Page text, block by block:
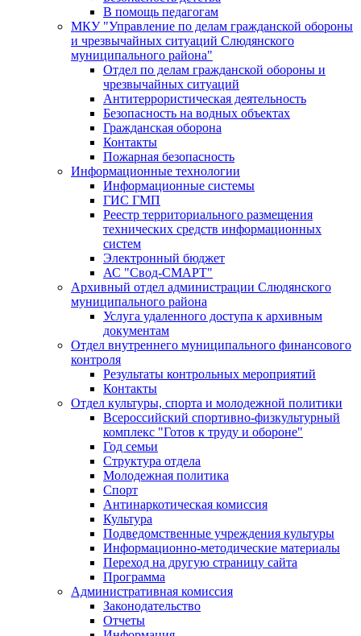
В помощь педагогам
МКУ "Управление по делам гражданской обороны
и чрезвычайных ситуаций Слюдянского
муниципального района"
Отдел по делам гражданской обороны и
чрезвычайных ситуаций
Антитеррористическая деятельность
Безопасность на водных объектах
Гражданская оборона
Контакты
Пожарная безопасность
Информационные технологии
Информационные системы
ГИС ГМП
Реестр территориального размещения
технических средств информационных
систем
Электронный бюджет
АС "Свод-СМАРТ"
Архивный отдел администрации Слюдянского
муниципального района
Услуга удаленного доступа к архивным
документам
Отдел внутреннего муниципального финансового
контроля
Результаты контрольных мероприятий
Контакты
Отдел культуры, спорта и молодежной политики
Всероссийский спортивно-физкультурный
комплекс "Готов к труду и обороне"
Год семьи
Структура отдела
Молодежная политика
Спорт
Антинаркотическая комиссия
Культура
Подведомственные учреждения культуры
Информационно-методические материалы
Переход на другую страницу сайта
Программа
Административная комиссия
Законодательство
Отчеты